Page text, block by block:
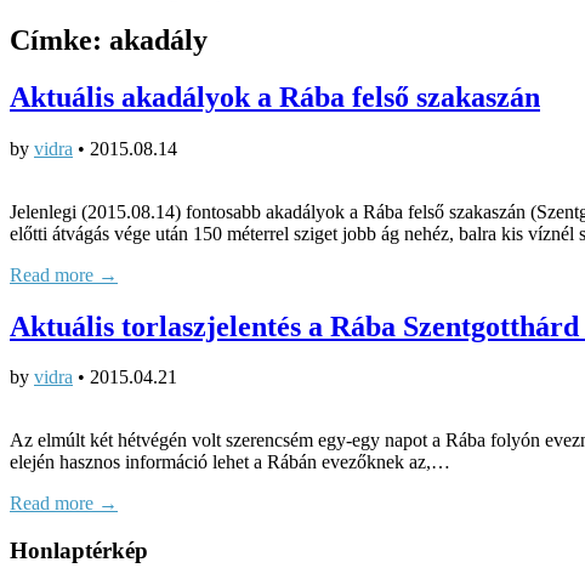
Címke: akadály
Aktuális akadályok a Rába felső szakaszán
by vidra • 2015.08.14
Jelenlegi (2015.08.14) fontosabb akadályok a Rába felső szakaszán
előtti átvágás vége után 150 méterrel sziget jobb ág nehéz, balra kis víznél
Read more →
Aktuális torlaszjelentés a Rába
by vidra • 2015.04.21
Az elmúlt két hétvégén volt szerencsém egy-egy napot a Rába folyón
elején hasznos információ lehet a Rábán evezőknek az,…
Read more →
Honlaptérkép